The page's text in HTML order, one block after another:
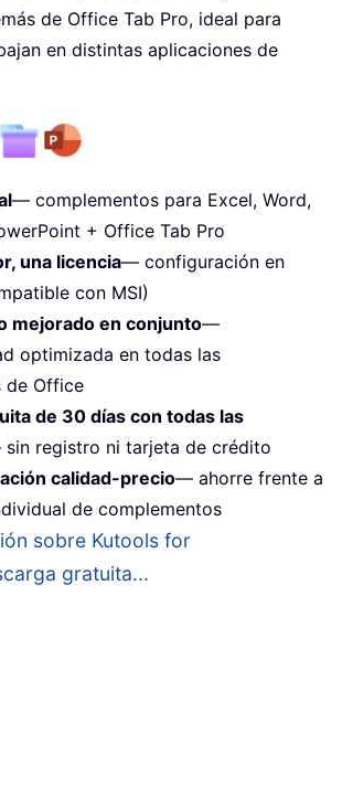
de Office Tab Pro, ideal para
en distintas aplicaciones de
— complementos para Excel, Word,
+ Office Tab Pro
una licencia— configuración en
con MSI)
mejorado en conjunto—
optimizada en todas las
de Office
de 30 días con todas las
registro ni tarjeta de crédito
calidad-precio— ahorre frente a
de complementos
sobre Kutools for
gratuita...